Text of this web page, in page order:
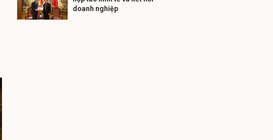
doanh nghiệp